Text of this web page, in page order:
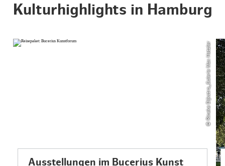
Kulturhighlights in Hamburg
© Rineke Dijkstra_Galerie Max Hetzler
Ausstellungen im Bucerius Kunst